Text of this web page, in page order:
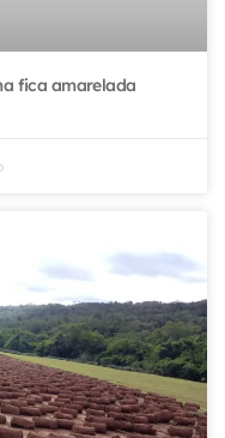
fica amarelada